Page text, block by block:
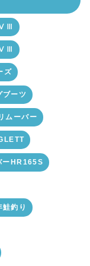
ズ
ーツ
ムーバー
ーHR165S
釣り